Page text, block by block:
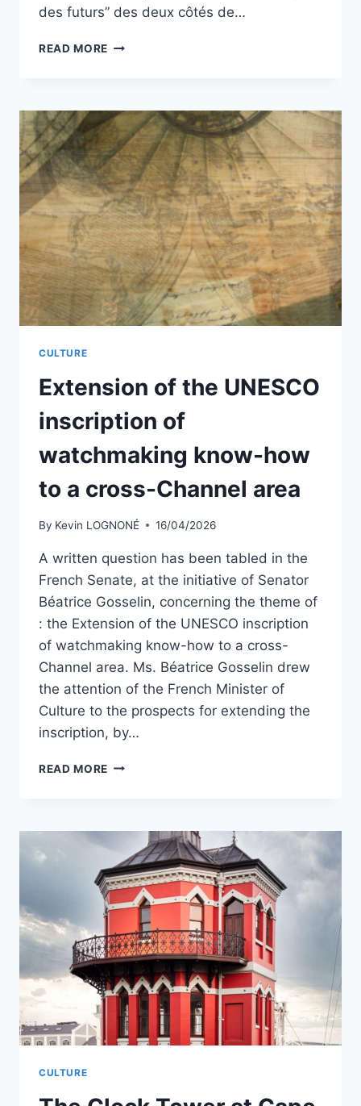
des futurs” des deux côtés de…
READ MORE QUELLE
LA
CRÉATION
DE
LA
BRITISH
WATCH
&
CLOCK
MAKERS
GUILD
?
CULTURE
Extension of the UNESCO
inscription of
watchmaking know-how
to a cross-Channel area
By Kevin LOGNONÉ 16/04/2026
A written question has been tabled in the
French Senate, at the initiative of Senator
Béatrice Gosselin, concerning the theme of
: the Extension of the UNESCO inscription
of watchmaking know-how to a cross-
Channel area. Ms. Béatrice Gosselin drew
the attention of the French Minister of
Culture to the prospects for extending the
inscription, by…
READ MORE EXTENSION
INSCRIPTION
OF
WATCHMAKING
KNOW-
HOW
TO
A
CROSS-
CHANNEL
AREA
CULTURE